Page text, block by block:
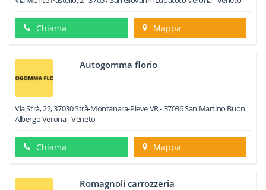
Chiama Mappa
Autogomma florio
Via Strà, 22, 37030 Strà-Montanara-Pieve VR-37036San Martino Buon
AlbergoVerona -Veneto
Chiama Mappa
Romagnoli carrozzeria